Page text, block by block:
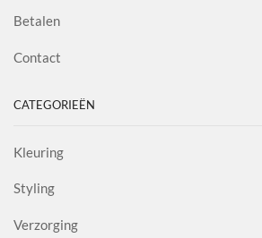
Betalen
Contact
CATEGORIEËN
Kleuring
Styling
Verzorging